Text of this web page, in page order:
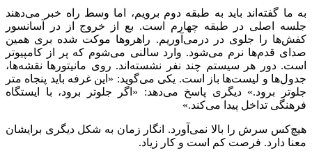
به ما گفته‌اند باید به طبقه دوم برویم، اما وسط راه خبر می‌دهند
جلسه اصلی در طبقه چهارم است. بع از خروج از در آسانسور
کفش‌ها را جلوی در درمی‌آوریم. راهروها موکت شده بری همین
صدای قدم‌ها نرم می‌شود. وارد سالنی می‌شوم که پر از کامپیوتر
است. دور هر سیستم چند نفر نشسته‌اند. روی مانیتورها نقشه‌ها،
جدول‌ها و لیست‌ها باز است. یکی می‌گوید: «این غرفه باید پنجاه متر
جلوتر برود.» دیگری پاسخ می‌دهد: «اگر جلوتر برود، با ایستگاه
فرهنگی تداخل پیدا می‌کند.»
هیچ‌کس سرش را بالا نمی‌آورد. انگار زمان به شکل دیگری برایشان
معنا دارد. فرصت کم است و کار زیاد.